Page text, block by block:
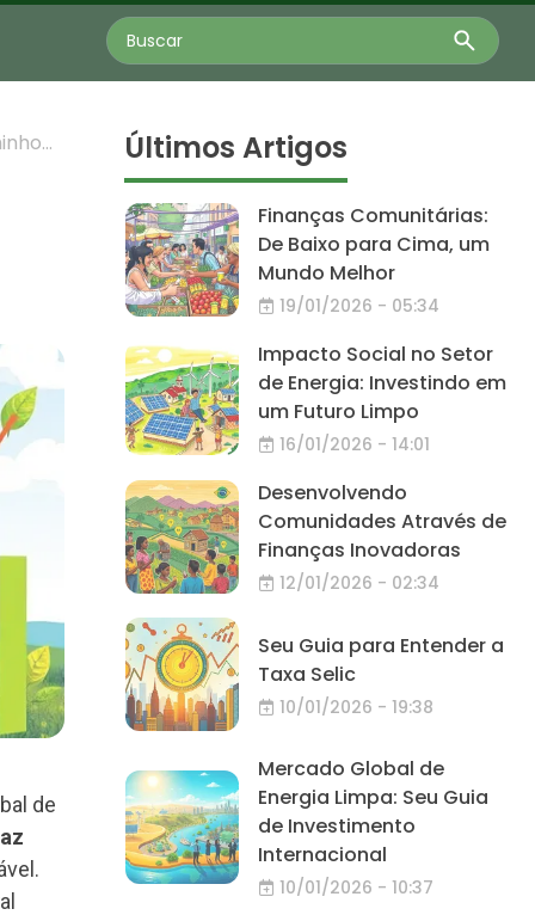
de
Últimos Artigos
Finanças Comunitárias:
De Baixo para Cima, um
Mundo Melhor
19/01/2026 - 05:34
Impacto Social no Setor
de Energia: Investindo em
um Futuro Limpo
16/01/2026 - 14:01
Desenvolvendo
Comunidades Através de
Finanças Inovadoras
12/01/2026 - 02:34
Seu Guia para Entender a
Taxa Selic
10/01/2026 - 19:38
Mercado Global de
Energia Limpa: Seu Guia
de Investimento
Internacional
10/01/2026 - 10:37